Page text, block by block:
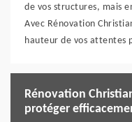
de vos structures, mais
Avec Rénovation
hauteur de vos attentes
Rénovation
protéger